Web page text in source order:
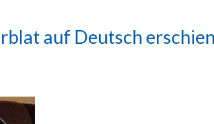
auf Deutsch